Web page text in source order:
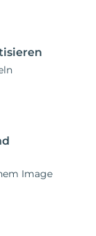
Image